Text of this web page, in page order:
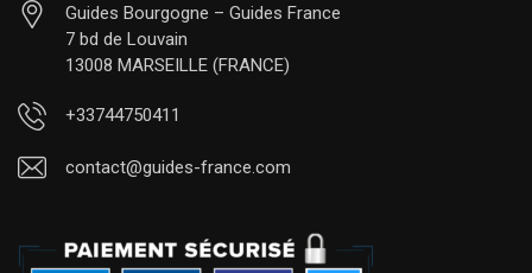
Guides Bourgogne – Guides France
7 bd de Louvain
13008 MARSEILLE (FRANCE)
+33744750411
contact@guides-france.com